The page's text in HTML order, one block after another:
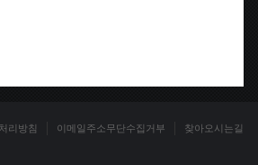
리방침 이메일주소무단수집거부 찾아오시는길